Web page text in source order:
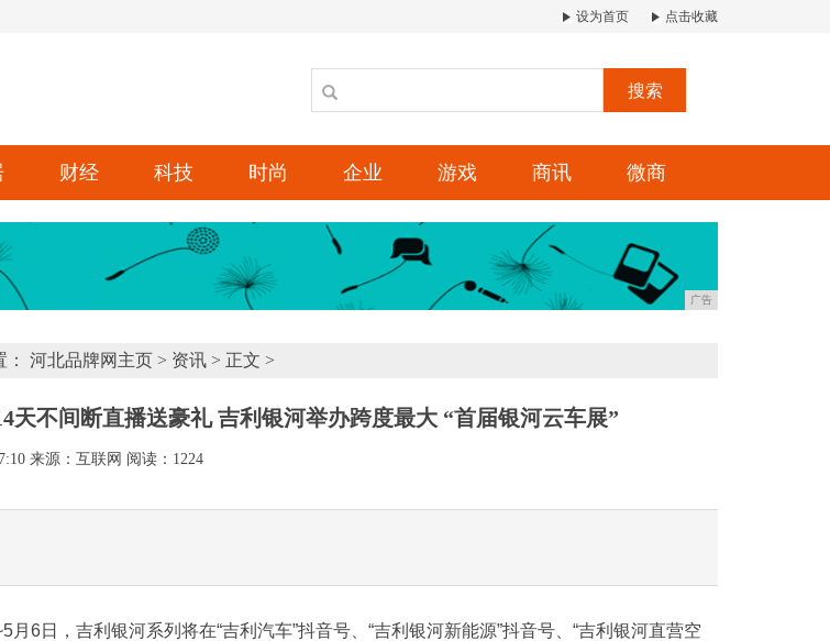
设为首页 点击收藏
搜索
财经 科技 时尚 企业 游戏 商讯 微商
广告
： 河北品牌网主页 > 资讯 > 正文 >
天不间断直播送豪礼 吉利银河举办跨度最大 “首届银河云车展”
来源：互联网 阅读：1224
月6日，吉利银河系列将在“吉利汽车”抖音号、“吉利银河新能源”抖音号、“吉利银河直营空